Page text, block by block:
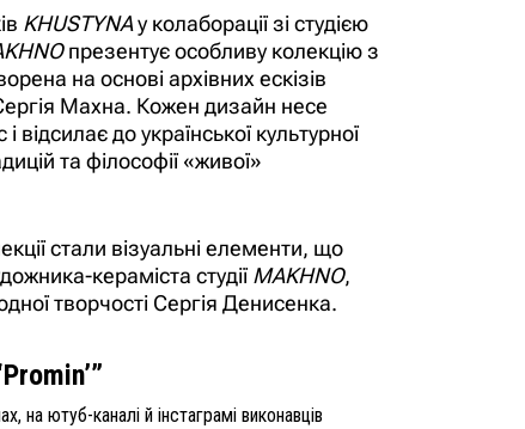
KHUSTYNAу колаборації зі студією
презентує особливу колекцію з
на основі архівних ескізів
Махна. Кожен дизайн несе
до української культурної
та філософії «живої»
стали візуальні елементи, що
кераміста студії MAKHNO,
творчості Сергія Денисенка.
на ютуб-каналі й інстаграмі виконавців